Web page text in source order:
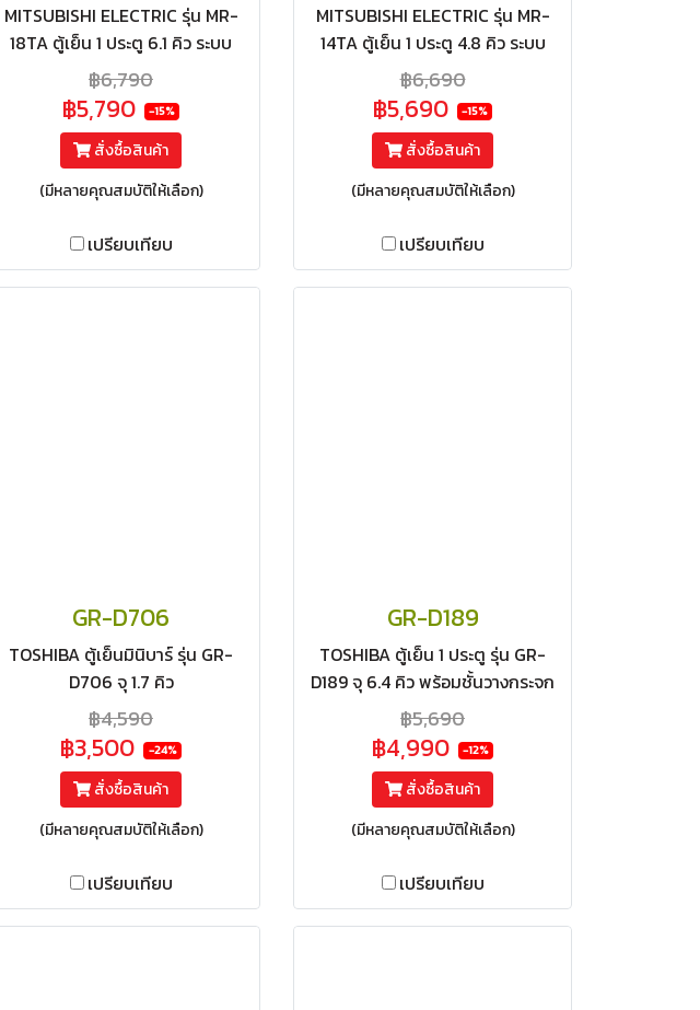
MITSUBISHI ELECTRIC รุ่น MR-
18TA ตู้เย็น 1 ประตู 6.1 คิว ระบบ
ละลายน้ำแข็งกึ่งอัตโนมัติ ไม่ต้อง
เทน้ำ มีหลายสี ประหยัดไฟ เบอร์ 5
สองดาว
฿6,790
฿5,790 -15%
สั่งซื้อสินค้า
(มีหลายคุณสมบัติให้เลือก)
เปรียบเทียบ
MITSUBISHI ELECTRIC รุ่น MR-
14TA ตู้เย็น 1 ประตู 4.8 คิว ระบบ
ละลายน้ำแข็งกึ่งอัตโนมัติ ประหยัด
ไฟ เบอร์ 5 สองดาว
฿6,690
฿5,690 -15%
สั่งซื้อสินค้า
(มีหลายคุณสมบัติให้เลือก)
เปรียบเทียบ
GR-D706
TOSHIBA ตู้เย็นมินิบาร์ รุ่น GR-
D706 จุ 1.7 คิว
฿4,590
฿3,500 -24%
สั่งซื้อสินค้า
(มีหลายคุณสมบัติให้เลือก)
เปรียบเทียบ
GR-D189
TOSHIBA ตู้เย็น 1 ประตู รุ่น GR-
D189 จุ 6.4 คิว พร้อมชั้นวางกระจก
฿5,690
฿4,990 -12%
สั่งซื้อสินค้า
(มีหลายคุณสมบัติให้เลือก)
เปรียบเทียบ